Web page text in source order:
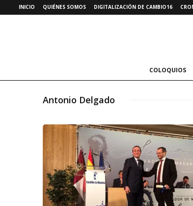
INICIO QUIÉNES SOMOS DIGITALIZACIÓN DE CAMBIO16
COLOQUIOS
Antonio Delgado